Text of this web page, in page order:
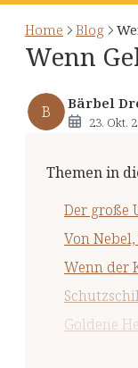
Home Blog
Wenn
B Bärbel
23. Okt.
Themen in
Der große
Von
Wenn der
Goldene
Der rote